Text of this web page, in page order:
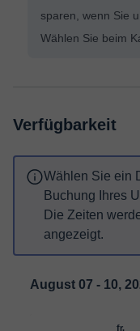
sparen, wenn Sie
Wählen Sie beim
Verfügbarkeit
Wählen Sie ein
Buchung Ihres
Die Zeiten
angezeigt.
August 07 - 10,
fr.